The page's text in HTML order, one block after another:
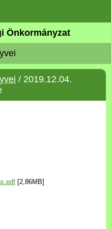
Önkormányzat
/ 2019.12.04.
[2,86MB]